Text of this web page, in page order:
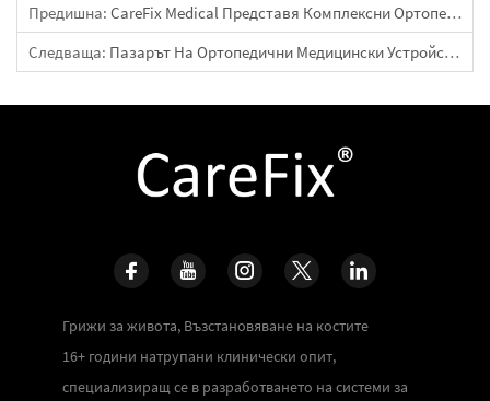
Предишна: CareFix Medical Представя Комплексни Ортопедични Решения На 23-То Конгресно И Изложбено Събитие На Индонезийската Асоциация По Ортопедия
Следваща: Пазарът На Ортопедични Медицински Устройства Процъфтява: Нетните Печалби На 6 Публични Компании Общо Нараснаха През Първата Половина На Годината!
Грижи за живота, Възстановяване на костите
16+ години натрупани клинически опит,
специализиращ се в разработването на системи за